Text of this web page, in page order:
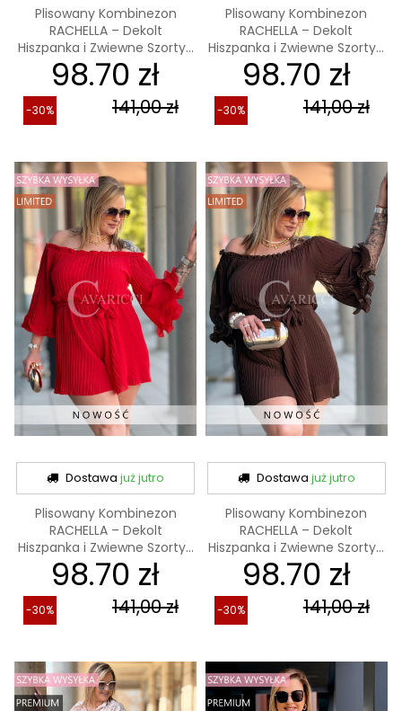
Plisowany Kombinezon
RACHELLA – Dekolt
Hiszpanka i Zwiewne Szorty...
98.70 zł
141,00 zł
-30%
Plisowany Kombinezon
RACHELLA – Dekolt
Hiszpanka i Zwiewne Szorty...
98.70 zł
141,00 zł
-30%
Dostawajuż jutro
Plisowany Kombinezon
RACHELLA – Dekolt
Hiszpanka i Zwiewne Szorty...
98.70 zł
141,00 zł
-30%
Dostawa już jutro
Plisowany Kombinezon
RACHELLA – Dekolt
Hiszpanka i Zwiewne Szorty...
98.70 zł
141,00 zł
-30%